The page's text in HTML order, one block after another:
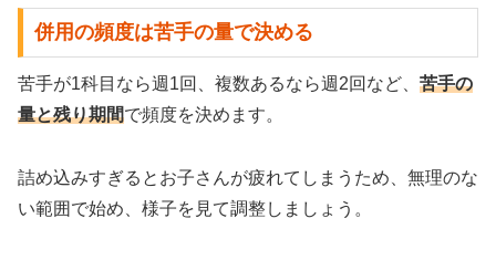
併用の頻度は苦手の量で決める
苦手が1科目なら週1回、複数あるなら週2回など、 苦手の
量と残り期間で頻度を決めます。
詰め込みすぎるとお子さんが疲れてしまうため、無理のな
い範囲で始め、様子を見て調整しましょう。